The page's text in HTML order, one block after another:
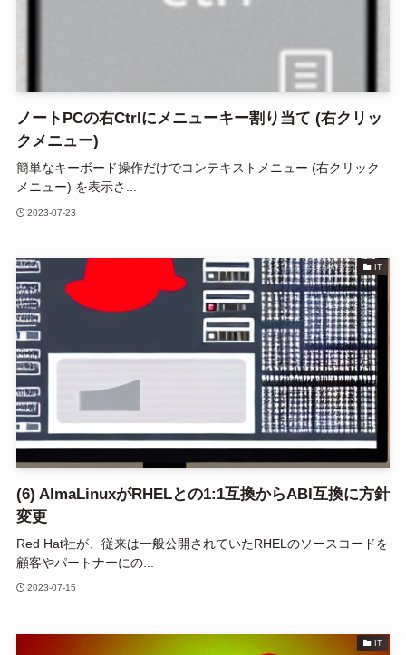
ノートPCの右Ctrlにメニューキー割り当て (右クリッ
クメニュー)
簡単なキーボード操作だけでコンテキストメニュー (右クリック
メニュー) を表示さ...
2023-07-23
IT
(6) AlmaLinuxがRHELとの1:1互換からABI互換に方針
変更
Red Hat社が、従来は一般公開されていたRHELのソースコードを
顧客やパートナーにの...
2023-07-15
IT